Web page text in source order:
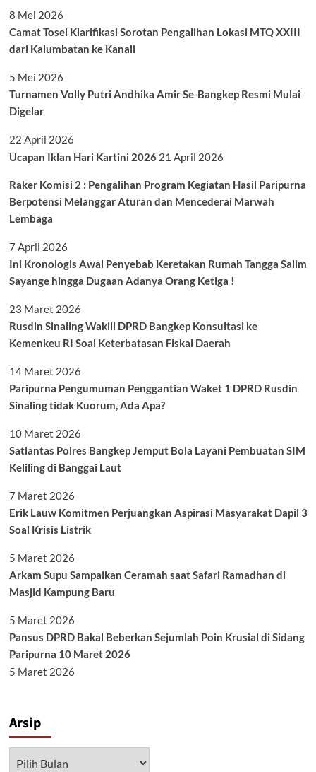
8 Mei 2026
Camat Tosel Klarifikasi Sorotan Pengalihan Lokasi MTQ XXIII
dari Kalumbatan ke Kanali
5 Mei 2026
Turnamen Volly Putri Andhika Amir Se-Bangkep Resmi Mulai
Digelar
22 April 2026
Ucapan Iklan Hari Kartini 2026 21 April 2026
Raker Komisi 2 : Pengalihan Program Kegiatan Hasil Paripurna
Berpotensi Melanggar Aturan dan Mencederai Marwah
Lembaga
7 April 2026
Ini Kronologis Awal Penyebab Keretakan Rumah Tangga Salim
Sayange hingga Dugaan Adanya Orang Ketiga !
23 Maret 2026
Rusdin Sinaling Wakili DPRD Bangkep Konsultasi ke
Kemenkeu RI Soal Keterbatasan Fiskal Daerah
14 Maret 2026
Paripurna Pengumuman Penggantian Waket 1 DPRD Rusdin
Sinaling tidak Kuorum, Ada Apa?
10 Maret 2026
Satlantas Polres Bangkep Jemput Bola Layani Pembuatan SIM
Keliling di Banggai Laut
7 Maret 2026
Erik Lauw Komitmen Perjuangkan Aspirasi Masyarakat Dapil 3
Soal Krisis Listrik
5 Maret 2026
Arkam Supu Sampaikan Ceramah saat Safari Ramadhan di
Masjid Kampung Baru
5 Maret 2026
Pansus DPRD Bakal Beberkan Sejumlah Poin Krusial di Sidang
Paripurna 10 Maret 2026
5 Maret 2026
Arsip